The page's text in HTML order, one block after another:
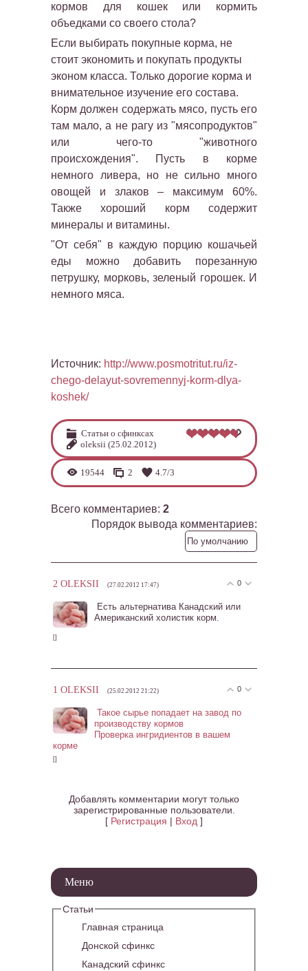
кормов для кошек или кормить
объедками со своего стола?
Если выбирать покупные корма, не
стоит экономить и покупать продукты
эконом класса. Только дорогие корма и
внимательное изучение его состава.
Корм должен содержать мясо, пусть его
там мало, а не рагу из "мясопродуктов"
или чего-то "животного
происхождения". Пусть в корме
немного ливера, но не сильно много
овощей и злаков – максимум 60%.
Также хороший корм содержит
минералы и витамины.
"От себя" в каждую порцию кошачьей
еды можно добавить порезанную
петрушку, морковь, зеленый горошек. И
немного мяса.
Источник: http://www.posmotritut.ru/iz-
chego-delayut-sovremennyj-korm-dlya-
koshek/
Статьи о сфинксах
oleksii (25.02.2012)
19544 2 4.7/3
Всего комментариев: 2
Порядок вывода комментариев:
0
2 OLEKSII (27.02.2012 17:47)
Есть альтернатива Канадский или
Американский холистик корм.
[]
0
1 OLEKSII (25.02.2012 21:22)
Такое сырье попадает на завод по
производству кормов
Проверка ингридиентов в вашем
корме
[]
Добавлять комментарии могут только
зарегистрированные пользователи.
[ Регистрация | Вход ]
Меню
Статьи
Главная страница
Донской сфинкс
Канадский сфинкс